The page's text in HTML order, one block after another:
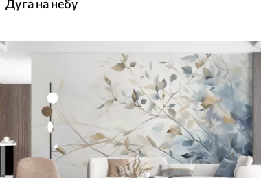
Дуга на небу